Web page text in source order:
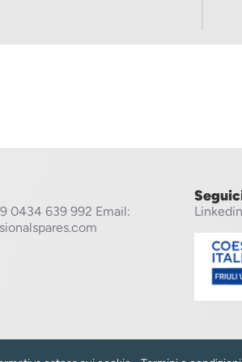
0434 639 992 Email:
Linkedin